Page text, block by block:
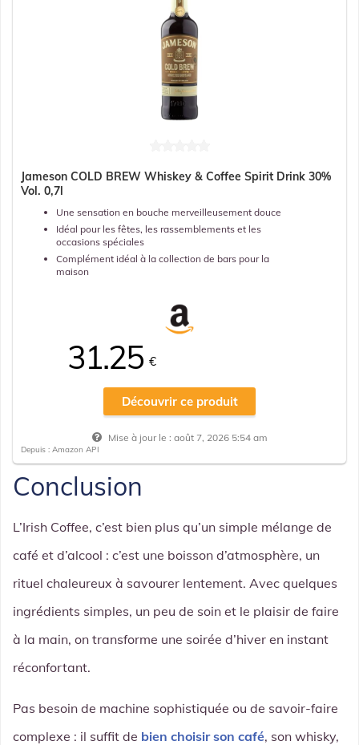
Jameson COLD BREW Whiskey & Coffee Spirit Drink 30%
Vol. 0,7l
Une sensation en bouche merveilleusement douce
Idéal pour les fêtes, les rassemblements et les
occasions spéciales
Complément idéal à la collection de bars pour la
maison
31.25€
Découvrir ce produit
Mise à jour le : août 7, 2026 5:54 am
Depuis : Amazon API
Conclusion
L’Irish Coffee, c’est bien plus qu’un simple mélange de
café et d’alcool : c’est une boisson d’atmosphère, un
rituel chaleureux à savourer lentement. Avec quelques
ingrédients simples, un peu de soin et le plaisir de faire
à la main, on transforme une soirée d’hiver en instant
réconfortant.
Pas besoin de machine sophistiquée ou de savoir-faire
complexe : il suffit de bien choisir son café, son whisky,